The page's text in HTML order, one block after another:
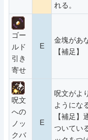
れる。
ゴー
ルド
引き
寄せ
E
金塊があ
【補足】
呪文
への
ノッ
クバ
E
呪文がよ
ようにな
【補足
ついてい